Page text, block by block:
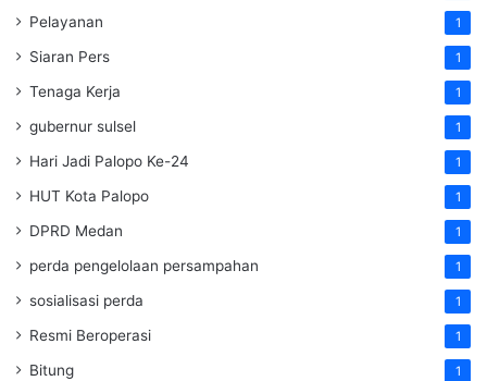
Pelayanan 1
Siaran Pers 1
Tenaga Kerja 1
gubernur sulsel 1
Hari Jadi Palopo Ke-24 1
HUT Kota Palopo 1
DPRD Medan 1
perda pengelolaan persampahan 1
sosialisasi perda 1
Resmi Beroperasi 1
Bitung 1